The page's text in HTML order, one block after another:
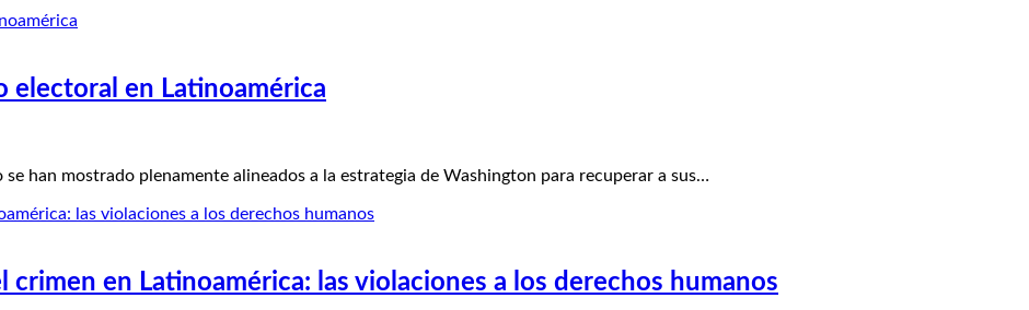
electoral en Latinoamérica
han mostrado plenamente alineados a la estrategia de Washington para recuperar a sus…
crimen en Latinoamérica: las violaciones a los derechos humanos